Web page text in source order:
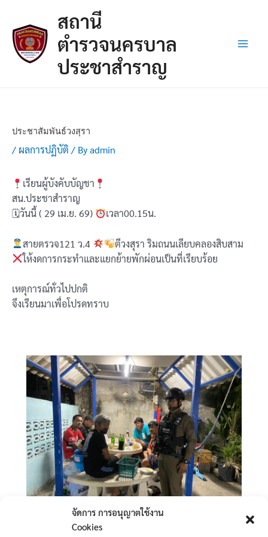
จัดการ การอนุญาตใช้งาน
Cookies
content
สถานี
ตำรวจนครบาล
ประชาสำราญ
ประชาสัมพันธ์วงสุรา
/ ผลการปฏิบัติ / Byadmin
เรียนผู้บังคับบัญชา
สน.ประชาสำราญ
🗓วันนี้ ( 29 เม.ย. 69)
เวลา00.15น.
สายตรวจ121 ว.4
ตีวงสุรา ริมถนนเลียบคลองสิบสาม
ให้งดการกระทำและแยกย้ายพักผ่อนเป็นที่เรียบร้อย
เหตุการณ์ทั่วไปปกติ
จึงเรียนมาเพื่อโปรดทราบ
navigation